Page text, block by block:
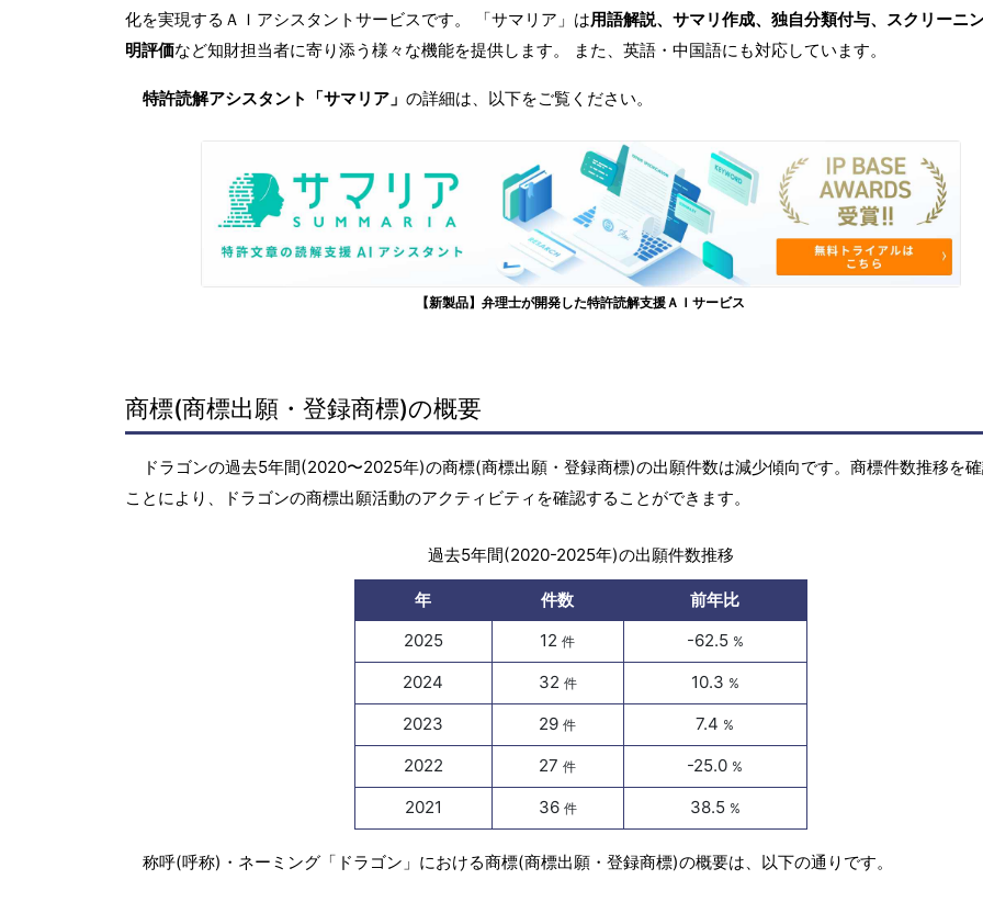
化を実現するＡＩアシスタントサービスです。 「サマリア」は用語解説、サマリ作成、独自分類付与、スクリーニ
明評価など知財担当者に寄り添う様々な機能を提供します。 また、英語・中国語にも対応しています。
特許読解アシスタント「サマリア」 の詳細は、以下をご覧ください。
【新製品】弁理士が開発した特許読解支援ＡＩサービス
商標(商標出願・登録商標)の概要
ドラゴンの過去5年間(2020〜2025年)の商標(商標出願・登録商標)の出願件数は減少傾向です。商標件数推移を
ことにより、ドラゴンの商標出願活動のアクティビティを確認することができます。
過去5年間(2020-2025年)の出願件数推移
年 件数
前年比
2025
12件 -62.5 %
2024 32 件 10.3 %
2023 29件 7.4 %
2022 27件 -25.0 %
2021 36 件 38.5 %
称呼(呼称)・ネーミング「ドラゴン」における商標(商標出願・登録商標)の概要は、以下の通りです。